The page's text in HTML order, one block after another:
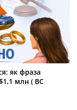
як фраза
млн ( ВС